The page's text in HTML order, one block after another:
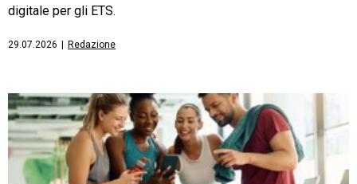
digitale per gli ETS.
29.07.2026 Redazione